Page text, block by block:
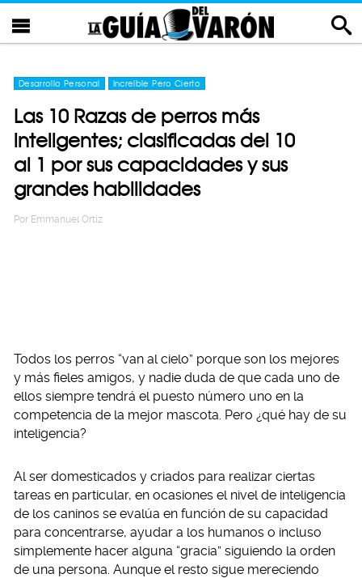
Desarrollo Personal Increíble Pero Cierto
Las 10 Razas de perros más
inteligentes; clasificadas del 10
al 1 por sus capacidades y sus
grandes habilidades
Por Emmanuel Ortiz
Todos los perros “van al cielo” porque son los mejores
y más fieles amigos, y nadie duda de que cada uno de
ellos siempre tendrá el puesto número uno en la
competencia de la mejor mascota. Pero ¿qué hay de su
inteligencia?
Al ser domesticados y criados para realizar ciertas
tareas en particular, en ocasiones el nivel de inteligencia
de los caninos se evalúa en función de su capacidad
para concentrarse, ayudar a los humanos o incluso
simplemente hacer alguna “gracia” siguiendo la orden
de una persona. Aunque el resto sigue mereciendo